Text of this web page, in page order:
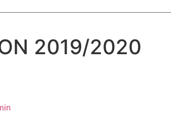
2019/2020